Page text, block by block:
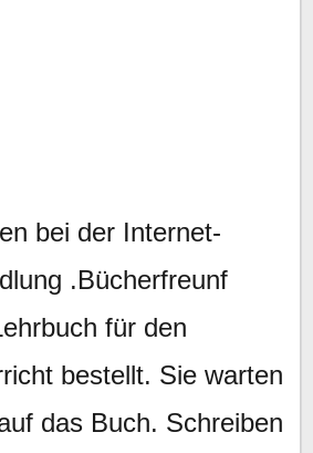
bei der Internet-
.Bücherfreunf
für den
bestellt. Sie warten
das Buch. Schreiben